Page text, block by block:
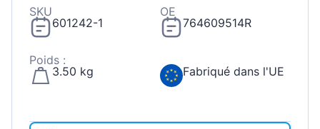
SKU
601242-1
OE
764609514R
Poids :
3.50 kg
Fabriqué dans l'UE